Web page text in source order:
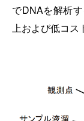
でDNAを解析
上および低コス